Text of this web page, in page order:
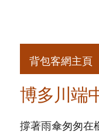
背包客網主頁
博多川端
撐著雨傘匆匆在